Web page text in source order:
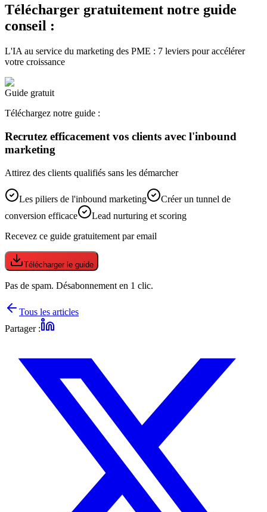
Télécharger gratuitement notre guide
conseil :
L'IA au service du marketing des PME : 7 leviers pour accélérer
votre croissance
Guide gratuit
Téléchargez notre guide :
Recrutez efficacement vos clients avec l'inbound
marketing
Attirez des clients qualifiés sans les démarcher
Les piliers de l'inbound marketing
Créer un tunnel de
conversion efficace
Lead nurturing et scoring
Recevez ce guide gratuitement par email
Télécharger le guide
Pas de spam. Désabonnement en 1 clic.
Tous les articles
Partager :